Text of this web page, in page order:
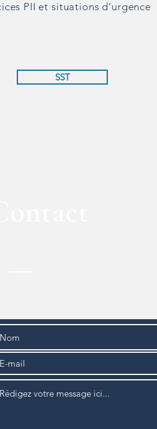
PII et situations d’urgence
SST